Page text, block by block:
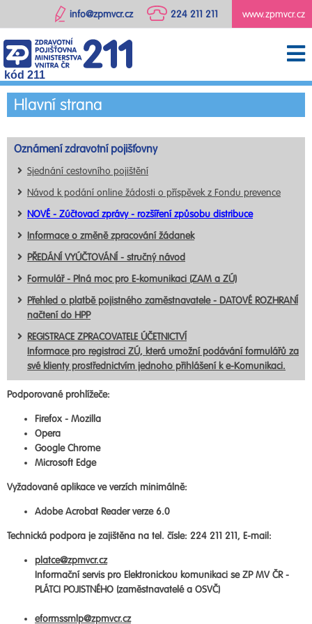
www.zpmvcr.cz
224 211 211
info@zpmvcr.cz
kód 211
Hlavní strana
Oznámení zdravotní pojišťovny
Sjednání cestovního pojištění
Návod k podání online žádosti o příspěvek z Fondu prevence
NOVÉ - Zúčtovací zprávy - rozšíření způsobu distribuce
Informace o změně zpracování žádanek
PŘEDÁNÍ VYÚČTOVÁNÍ - stručný návod
Formulář - Plná moc pro E-komunikaci (ZAM a ZÚ)
Přehled o platbě pojistného zaměstnavatele - DATOVÉ ROZHRANÍ
načtení do HPP
REGISTRACE ZPRACOVATELE ÚČETNICTVÍ
Informace pro registraci ZÚ, která umožní podávání formulářů za
své klienty prostřednictvím jednoho přihlášení k e-Komunikaci.
Podporované prohlížeče:
Firefox - Mozilla
Opera
Google Chrome
Microsoft Edge
Vyžadované aplikace ve verzích minimálně:
Adobe Acrobat Reader verze 6.0
Technická podpora je zajištěna na tel. čísle: 224 211 211, E-mail:
platce@zpmvcr.cz
Informační servis pro Elektronickou komunikaci se ZP MV ČR -
PLÁTCI POJISTNÉHO (zaměstnavatelé a OSVČ)
eformssmlp@zpmvcr.cz